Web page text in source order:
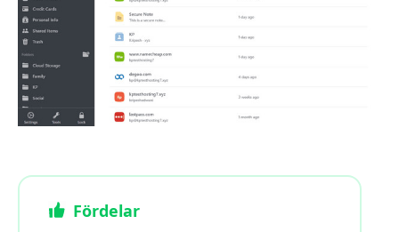
Fördelar